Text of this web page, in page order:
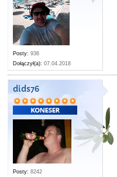
Posty: 936
Dołączył(a): 07.04.2018
dids76
Posty: 8242